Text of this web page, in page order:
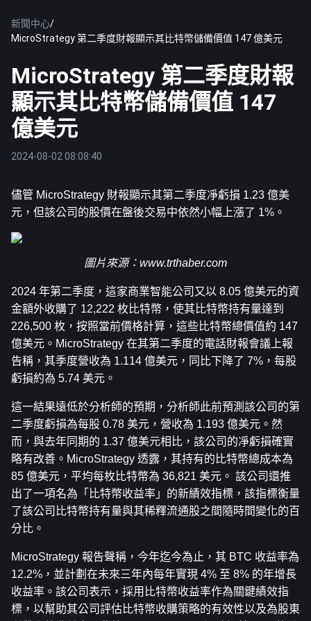
新聞中心/
MicroStrategy 第二季度財報顯示其比特幣儲備價值 147 億美元
MicroStrategy 第二季度財報
顯示其比特幣儲備價值 147
億美元
2024-08-02 08:08:40
儘管 MicroStrategy 財報顯示其第二季度凈虧損 1.23 億美
元，但該公司的股價在盤後交易中依然小幅上漲了 1%。
圖片來源： www.trthaber.com
2024 年第二季度，這家商業智能公司又以 8.05 億美元的資
金額外收購了 12,222 枚比特幣，使其比特幣持有量達到
226,500 枚，按照當前價格計算，這些比特幣總價值約 147
億美元。MicroStrategy 在其第二季度的電話財報會議上報
告稱，其季度營收為 1.114 億美元，同比下降了 7%，每股
虧損約為 5.74 美元。
這一結果遠低於分析師的預期，分析師此前預測該公司的第
二季度虧損為每股 0.78 美元，營收為 1.193 億美元。然
而，與去年同期的 1.37 億美元相比，該公司的凈虧損確實
略有改善。MicroStrategy 透露，其持有的比特幣總成本為
85 億美元，平均每枚比特幣為 36,821 美元。 該公司還推
出了一項名為「比特幣收益率」的新績效指標，該指標衡量
了該公司比特幣持有量與其稀釋流通股之間隨時間變化的百
分比。
MicroStrategy 報告聲稱，今年迄今為止，其 BTC 收益率為
12.2%，並計劃在未來三年內每年實現 4% 至 8% 的年增長
收益率。該公司表示，採用比特幣收益率作為關鍵績效指
標，以幫助其公司評估比特幣收購策略的有效性以及為股東